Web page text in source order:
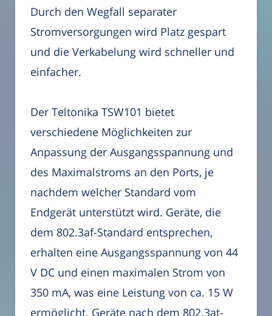
Durch den Wegfall separater
Stromversorgungen wird Platz gespart
und die Verkabelung wird schneller und
einfacher.
Der Teltonika TSW101 bietet
verschiedene Möglichkeiten zur
Anpassung der Ausgangsspannung und
des Maximalstroms an den Ports, je
nachdem welcher Standard vom
Endgerät unterstützt wird. Geräte, die
dem 802.3af-Standard entsprechen,
erhalten eine Ausgangsspannung von 44
V DC und einen maximalen Strom von
350 mA, was eine Leistung von ca. 15 W
ermöglicht. Geräte nach dem 802.3at-